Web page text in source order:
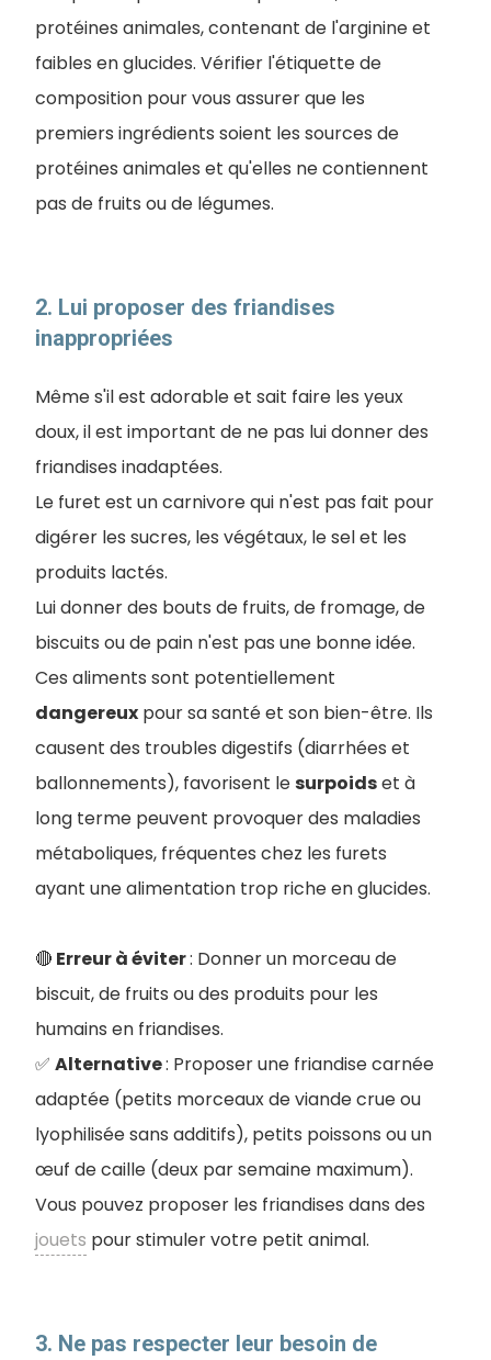
protéines animales, contenant de l'arginine et
faibles en glucides. Vérifier l'étiquette de
composition pour vous assurer que les
premiers ingrédients soient les sources de
protéines animales et qu'elles ne contiennent
pas de fruits ou de légumes.
2. Lui proposer des friandises
inappropriées
Même s'il est adorable et sait faire les yeux
doux, il est important de ne pas lui donner des
friandises inadaptées.
Le furet est un carnivore qui n'est pas fait pour
digérer les sucres, les végétaux, le sel et les
produits lactés.
Lui donner des bouts de fruits, de fromage, de
biscuits ou de pain n'est pas une bonne idée.
Ces aliments sont potentiellement
dangereux pour sa santé et son bien-être. Ils
causent des troubles digestifs (diarrhées et
ballonnements), favorisent lesurpoidset à
long terme peuvent provoquer des maladies
métaboliques, fréquentes chez les furets
ayant une alimentation trop riche en glucides.
🔴 Erreur à éviter: Donner un morceau de
biscuit, de fruits ou des produits pour les
humains en friandises.
✅ Alternative: Proposer une friandise carnée
adaptée (petits morceaux de viande crue ou
lyophilisée sans additifs), petits poissons ou un
œuf de caille (deux par semaine maximum).
Vous pouvez proposer les friandises dans des
jouets pour stimuler votre petit animal.
3. Ne pas respecter leur besoin de